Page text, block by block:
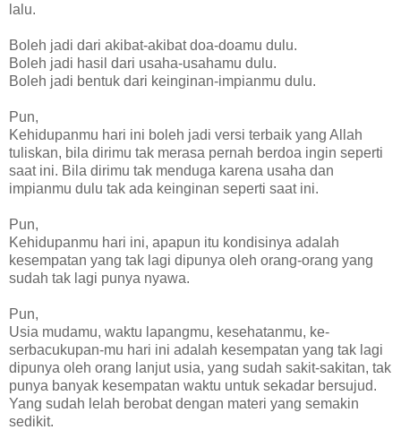
lalu.
Boleh jadi dari akibat-akibat doa-doamu dulu.
Boleh jadi hasil dari usaha-usahamu dulu.
Boleh jadi bentuk dari keinginan-impianmu dulu.
Pun,
Kehidupanmu hari ini boleh jadi versi terbaik yang Allah
tuliskan, bila dirimu tak merasa pernah berdoa ingin seperti
saat ini. Bila dirimu tak menduga karena usaha dan
impianmu dulu tak ada keinginan seperti saat ini.
Pun,
Kehidupanmu hari ini, apapun itu kondisinya adalah
kesempatan yang tak lagi dipunya oleh orang-orang yang
sudah tak lagi punya nyawa.
Pun,
Usia mudamu, waktu lapangmu, kesehatanmu, ke-
serbacukupan-mu hari ini adalah kesempatan yang tak lagi
dipunya oleh orang lanjut usia, yang sudah sakit-sakitan, tak
punya banyak kesempatan waktu untuk sekadar bersujud.
Yang sudah lelah berobat dengan materi yang semakin
sedikit.